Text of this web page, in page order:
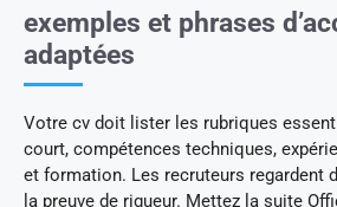
exemples et phrases
adaptées
Votre cv doit lister les rubriques
court, compétences techniques,
et formation. Les recruteurs regardent
la preuve de rigueur. Mettez la suite